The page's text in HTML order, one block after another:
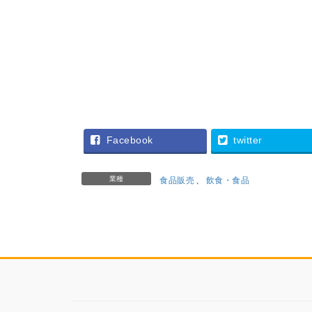
Facebook twitter
業種 食品販売 、 飲食・食品